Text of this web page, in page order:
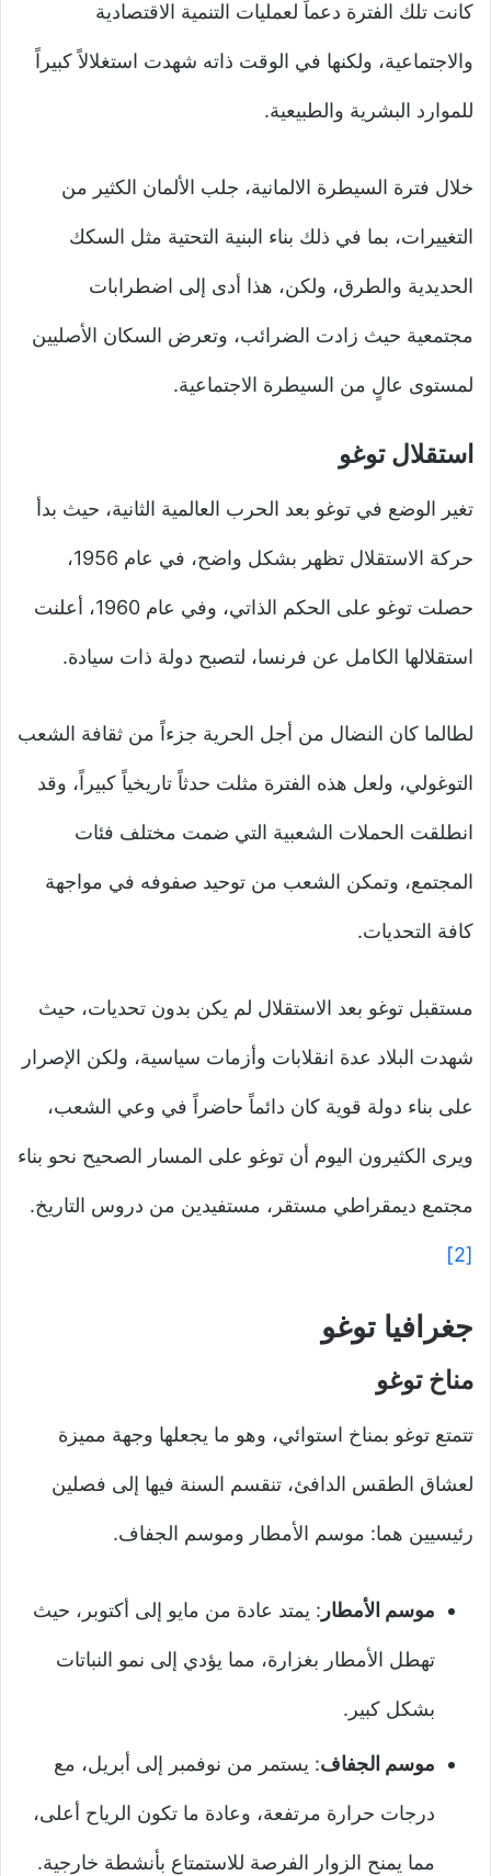
كانت تلك الفترة دعماً لعمليات التنمية الاقتصادية
والاجتماعية، ولكنها في الوقت ذاته شهدت استغلالاً كبيراً
للموارد البشرية والطبيعية.
خلال فترة السيطرة الالمانية، جلب الألمان الكثير من
التغييرات، بما في ذلك بناء البنية التحتية مثل السكك
الحديدية والطرق، ولكن، هذا أدى إلى اضطرابات
مجتمعية حيث زادت الضرائب، وتعرض السكان الأصليين
لمستوى عالٍ من السيطرة الاجتماعية.
استقلال توغو
تغير الوضع في توغو بعد الحرب العالمية الثانية، حيث بدأ
حركة الاستقلال تظهر بشكل واضح، في عام 1956،
حصلت توغو على الحكم الذاتي، وفي عام 1960، أعلنت
استقلالها الكامل عن فرنسا، لتصبح دولة ذات سيادة.
لطالما كان النضال من أجل الحرية جزءاً من ثقافة الشعب
التوغولي، ولعل هذه الفترة مثلت حدثاً تاريخياً كبيراً، وقد
انطلقت الحملات الشعبية التي ضمت مختلف فئات
المجتمع، وتمكن الشعب من توحيد صفوفه في مواجهة
كافة التحديات.
مستقبل توغو بعد الاستقلال لم يكن بدون تحديات، حيث
شهدت البلاد عدة انقلابات وأزمات سياسية، ولكن الإصرار
على بناء دولة قوية كان دائماً حاضراً في وعي الشعب،
ويرى الكثيرون اليوم أن توغو على المسار الصحيح نحو بناء
مجتمع ديمقراطي مستقر، مستفيدين من دروس التاريخ.
[2]
جغرافيا توغو
مناخ توغو
تتمتع توغو بمناخ استوائي، وهو ما يجعلها وجهة مميزة
لعشاق الطقس الدافئ، تنقسم السنة فيها إلى فصلين
رئيسيين هما: موسم الأمطار وموسم الجفاف.
موسم الأمطار : يمتد عادة من مايو إلى أكتوبر، حيث
تهطل الأمطار بغزارة، مما يؤدي إلى نمو النباتات
بشكل كبير.
موسم الجفاف: يستمر من نوفمبر إلى أبريل، مع
درجات حرارة مرتفعة، وعادة ما تكون الرياح أعلى،
مما يمنح الزوار الفرصة للاستمتاع بأنشطة خارجية.